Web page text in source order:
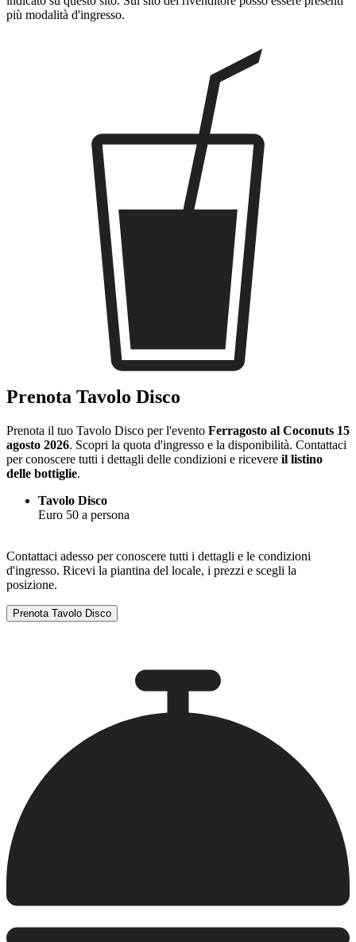
più modalità d'ingresso.
Prenota Tavolo Disco
Prenota il tuo Tavolo Disco per l'evento Ferragosto al Coconuts 15
agosto 2026. Scopri la quota d'ingresso e la disponibilità. Contattaci
per conoscere tutti i dettagli delle condizioni e ricevere il listino
delle bottiglie.
Tavolo Disco
Euro 50 a persona
Contattaci adesso per conoscere tutti i dettagli e le condizioni
d'ingresso. Ricevi la piantina del locale, i prezzi e scegli la
posizione.
Prenota Tavolo Disco